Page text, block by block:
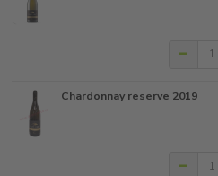
Chardonnay reserve 2019